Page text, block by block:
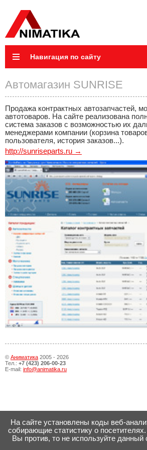
Навигация по сайту
Автомагазин SUNRISE
Продажа контрактных автозапчастей,
автотоваров. На сайте реализована
система заказов с возможностью их
менеджерами компании (корзина
пользователя, история заказов...).
http://sunriseparts.ru →
© Аниматика 2005 - 2026
Тел.: +7 (423) 206-00-23
E-mail: info@animatika.ru
На сайте установлены коды веб-
собирающие статистику о
Вы против, то не используйте данный